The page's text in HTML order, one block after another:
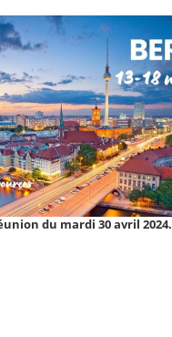
du mardi 30 avril 2024.